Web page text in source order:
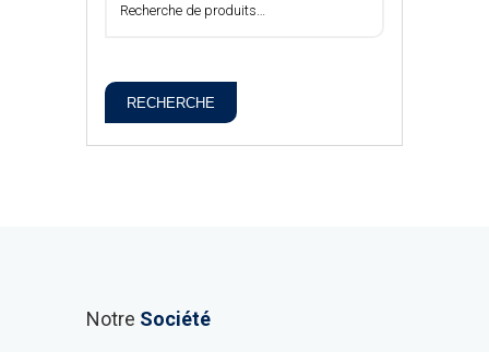
RECHERCHE
Notre Société